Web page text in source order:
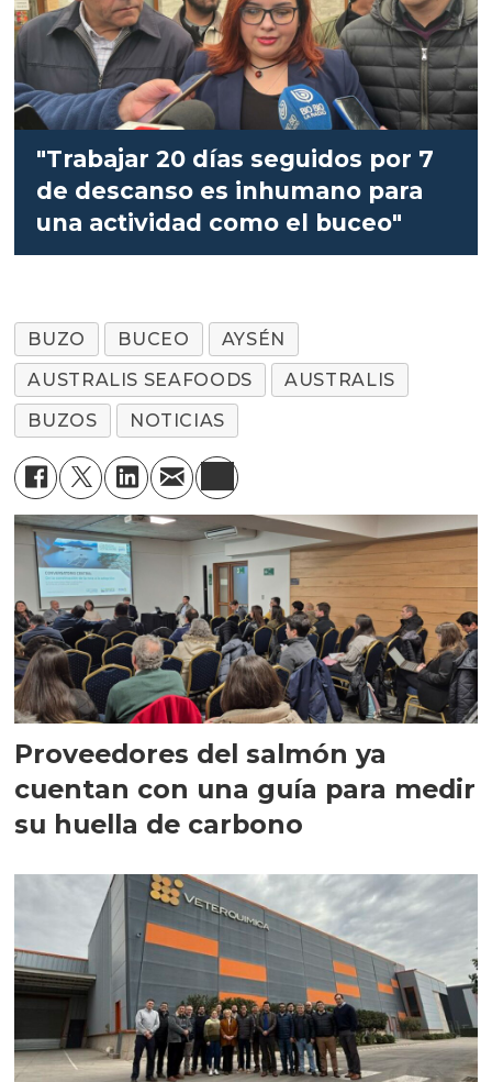
"Trabajar 20 días seguidos por 7
de descanso es inhumano para
una actividad como el buceo"
BUZO BUCEO
AYSÉN
AUSTRALIS SEAFOODS
AUSTRALIS
BUZOS
NOTICIAS
Proveedores del salmón ya
cuentan con una guía para medir
su huella de carbono